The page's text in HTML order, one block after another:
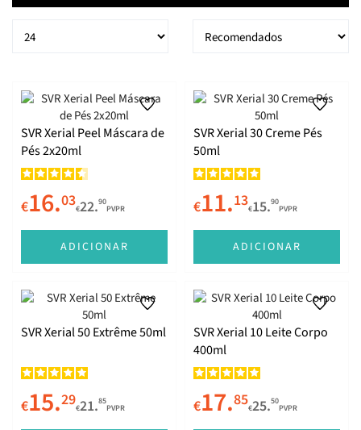
SVR Xerial Peel Máscara de
Pés 2x20ml
€16.03€22.90
PVPR
ADICIONAR
SVR Xerial 30 Creme Pés
50ml
€11.13€15.90
PVPR
ADICIONAR
SVR Xerial 50 Extrême 50ml
€15.29€21.85
PVPR
SVR Xerial 10 Leite Corpo
400ml
€17.85€25.50
PVPR